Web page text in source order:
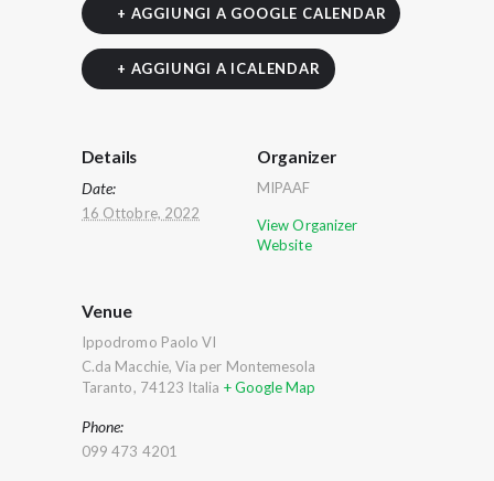
+ AGGIUNGI A GOOGLE CALENDAR
+ AGGIUNGI A ICALENDAR
Details
Date:
16 Ottobre, 2022
Organizer
MIPAAF
View Organizer
Website
Venue
Ippodromo Paolo VI
C.da Macchie, Via per Montemesola
Taranto, 74123 Italia + Google Map
Phone:
099 473 4201